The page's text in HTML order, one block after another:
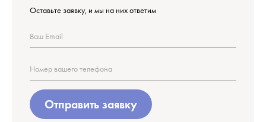
Оставьте заявку, и мы на них ответим
Отправить заявку